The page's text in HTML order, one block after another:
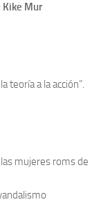
Kike Mur
teoría a la acción”.
mujeres roms de